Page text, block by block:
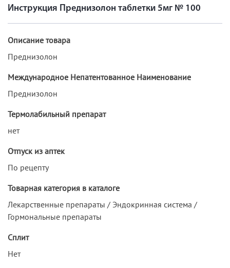
Инструкция Преднизолон таблетки 5мг № 100
Описание товара
Преднизолон
Международное Непатентованное Наименование
Преднизолон
Термолабильный препарат
нет
Отпуск из аптек
По рецепту
Товарная категория в каталоге
Лекарственные препараты / Эндокринная система /
Гормональные препараты
Сплит
Нет